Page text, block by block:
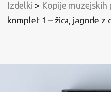
Izdelki > Kopije
komplet 1 – žica, jagode z